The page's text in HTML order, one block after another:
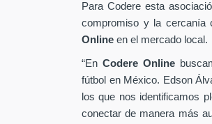
Para Codere esta
compromiso y la cercanía
Online en el mercado local.
“En Codere Online
fútbol en México. Edson
los que nos identificamos
conectar de manera más